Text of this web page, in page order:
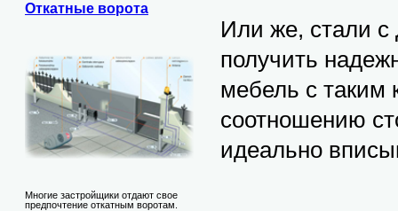
Откатные ворота
Многие застройщики отдают свое
предпочтение откатным воротам.
Или же, стали с
получить
мебель с таким
соотношению
идеально